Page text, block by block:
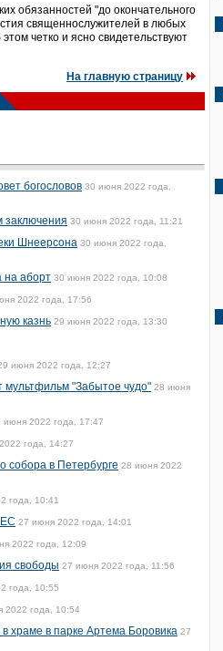
обязанностей "до окончательного
священнослужителей в любых
четко и ясно свидетельствуют
На главную страницу
богословов 30 июня 2022 года,
заключения 30 июня 2022 года, 11:21
Шнеерсона 30 июня 2022 года,
на аборт 30 июня 2022 года, 10:08
2022 года, 17:56
казнь 29 июня 2022 года, 13:30
июня 2022 года, 12:27
мультфильм "Забытое чудо" 28 июня
июня 2022 года, 17:47
года, 14:27
собора в Петербурге 28 июня 2022
года, 10:41
ЕС 27 июня 2022 года, 14:01
2022 года, 12:09
свободы 27 июня 2022 года, 11:56
года, 10:55
2022 года, 10:54
храме в парке Артема Боровика 27